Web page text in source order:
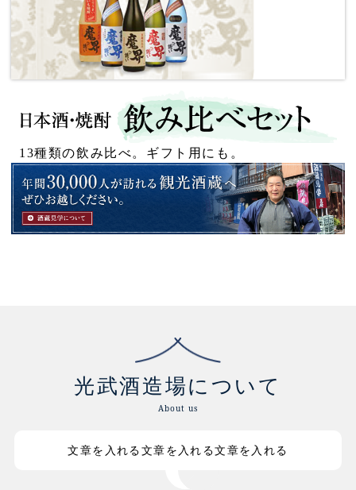
13種類の飲み比べ。ギフト用にも。
光武酒造場について
About us
文章を入れる文章を入れる文章を入れる